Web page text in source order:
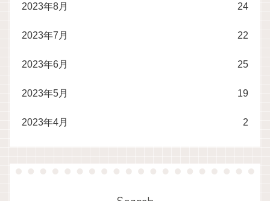
2023年8月 24
2023年7月 22
2023年6月 25
2023年5月 19
2023年4月 2